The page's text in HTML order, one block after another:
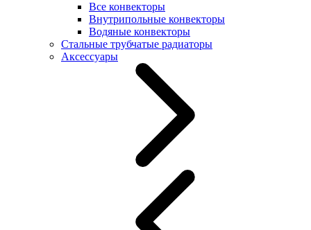
Все конвекторы
Внутрипольные конвекторы
Водяные конвекторы
Стальные трубчатые радиаторы
Аксессуары